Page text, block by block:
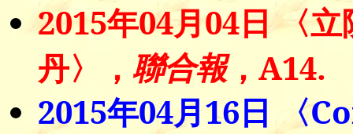
2015年04月04日 〈
丹〉， 聯合報，A14.
2015年04月16日